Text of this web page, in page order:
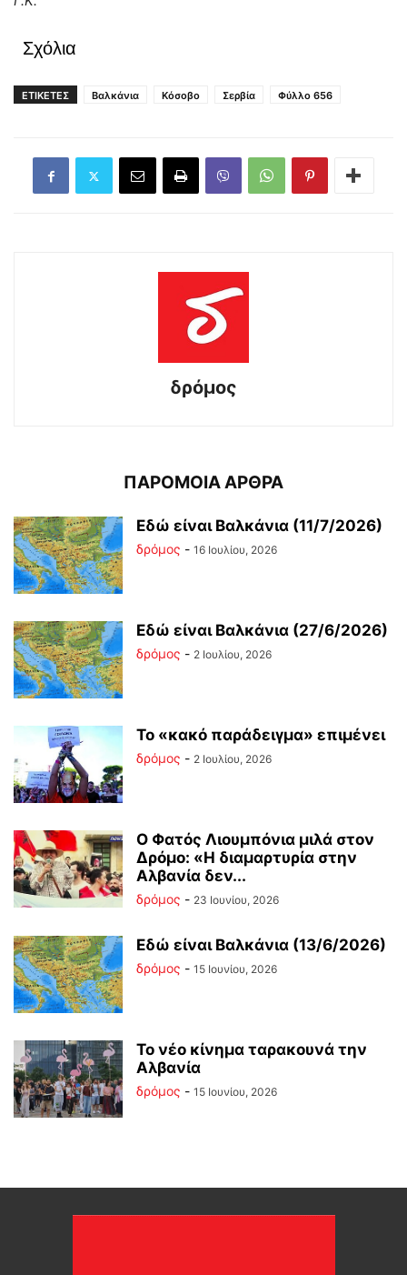
Σχόλια
ΕΤΙΚΕΤΕΣ Βαλκάνια Κόσοβο Σερβία Φύλλο 656
δρόμος
ΠΑΡΟΜΟΙΑ ΑΡΘΡΑ
Εδώ είναι Βαλκάνια (11/7/2026)
δρόμος - 16 Ιουλίου, 2026
Εδώ είναι Βαλκάνια (27/6/2026)
δρόμος - 2 Ιουλίου, 2026
Το «κακό παράδειγμα» επιμένει
δρόμος - 2 Ιουλίου, 2026
Ο Φατός Λιουμπόνια μιλά στον
Δρόμο: «Η διαμαρτυρία στην
Αλβανία δεν...
δρόμος - 23 Ιουνίου, 2026
Εδώ είναι Βαλκάνια (13/6/2026)
δρόμος - 15 Ιουνίου, 2026
Το νέο κίνημα ταρακουνά την
Αλβανία
δρόμος - 15 Ιουνίου, 2026